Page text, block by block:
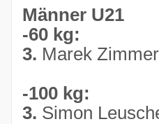
Männer U21
-60 kg:
3. Marek
-100 kg:
3. Simon